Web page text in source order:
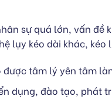
sự quá lớn, vấn đề
lụy kéo dài khác,
tâm lý yên tâm
dụng, đào tạo, phát